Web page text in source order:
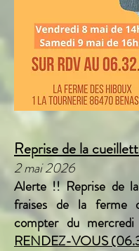
Reprise de la
2 mai 2026
Alerte !! Reprise de
fraises de la ferme
compter du
RENDEZ-VOUS